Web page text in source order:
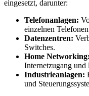
eingesetzt, darunter:
Telefonanlagen:
einzelnen
Datenzentren:
Switches.
Home Networking:
Internetzugang und
Industrieanlagen:
und